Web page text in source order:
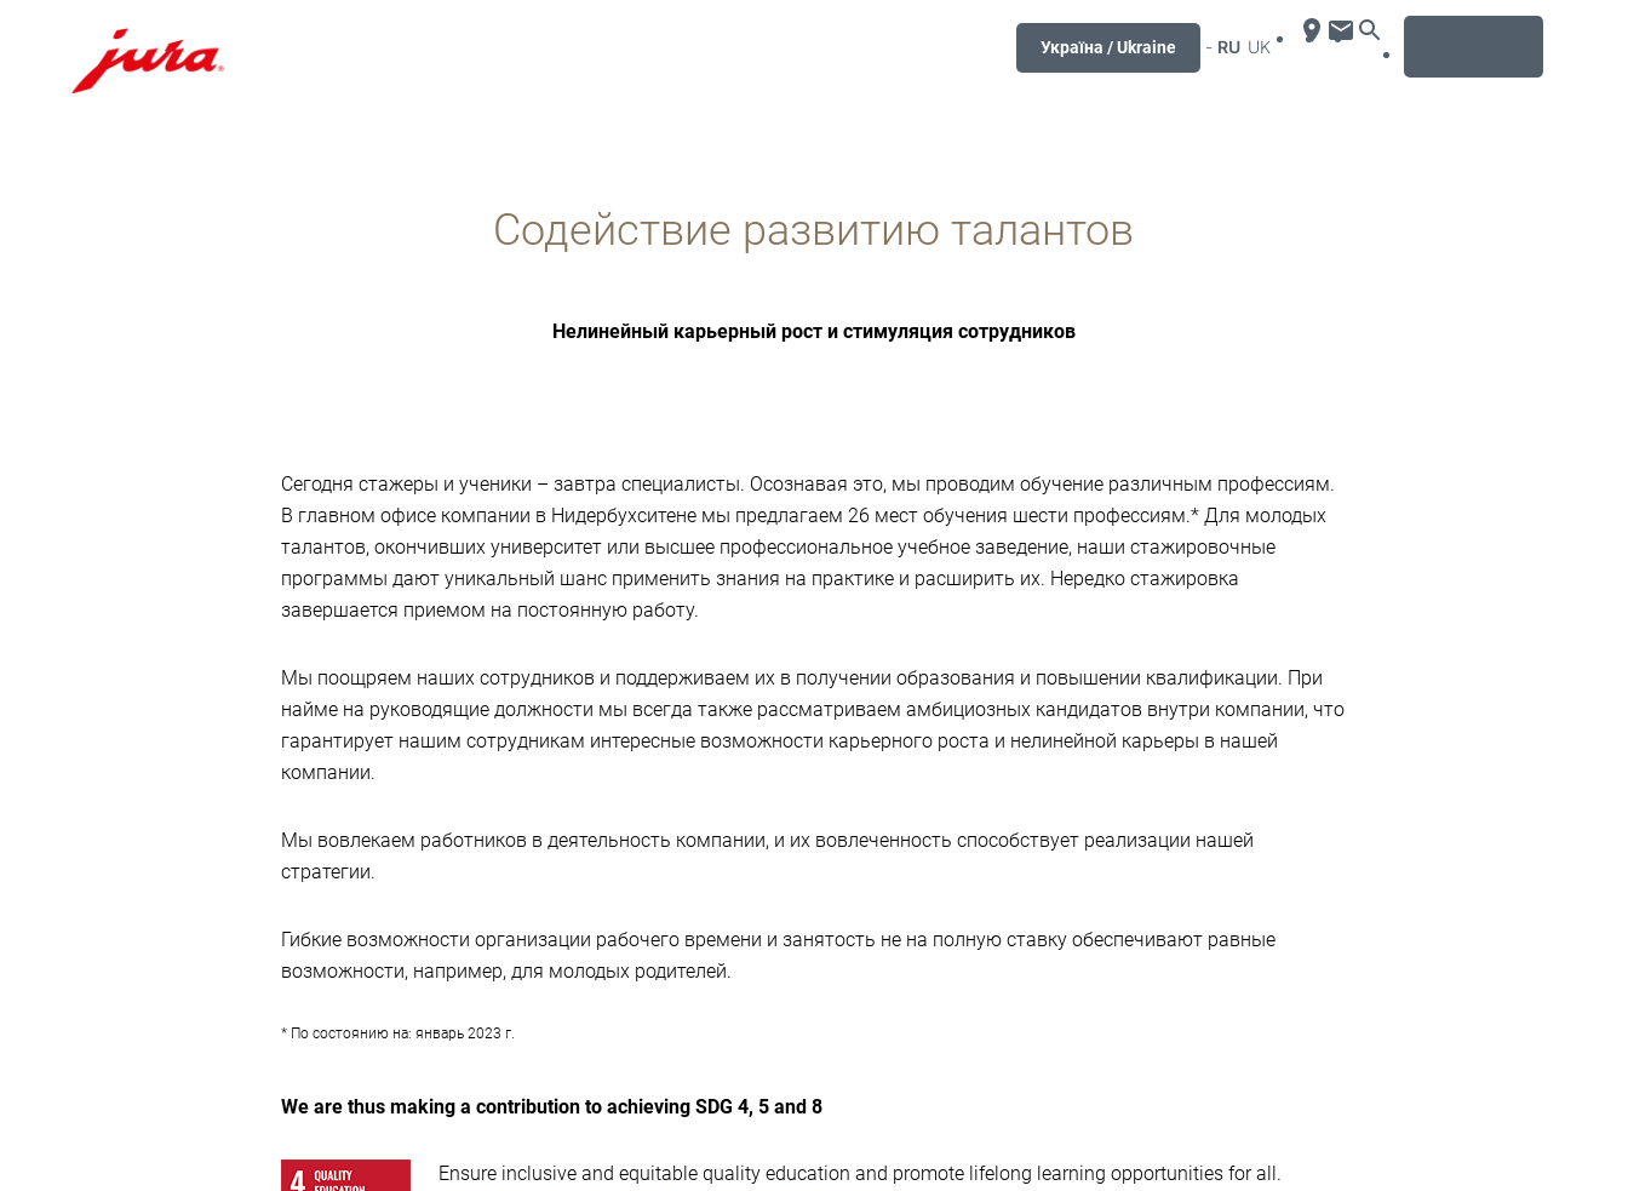
Україна / Ukraine - RU UK
Содействие развитию талантов
Нелинейный карьерный рост и стимуляция сотрудников
Сегодня стажеры и ученики – завтра специалисты. Осознавая это, мы проводим обучение различным профессиям.
В главном офисе компании в Нидербухситене мы предлагаем 26 мест обучения шести профессиям.* Для молодых
талантов, окончивших университет или высшее профессиональное учебное заведение, наши стажировочные
программы дают уникальный шанс применить знания на практике и расширить их. Нередко стажировка
завершается приемом на постоянную работу.
Мы поощряем наших сотрудников и поддерживаем их в получении образования и повышении квалификации. При
найме на руководящие должности мы всегда также рассматриваем амбициозных кандидатов внутри компании, что
гарантирует нашим сотрудникам интересные возможности карьерного роста и нелинейной карьеры в нашей
компании.
Мы вовлекаем работников в деятельность компании, и их вовлеченность способствует реализации нашей
стратегии.
Гибкие возможности организации рабочего времени и занятость не на полную ставку обеспечивают равные
возможности, например, для молодых родителей.
* По состоянию на: январь 2023 г.
We are thus making a contribution to achieving SDG 4, 5 and 8
Ensure inclusive and equitable quality education and promote lifelong learning opportunities for all.